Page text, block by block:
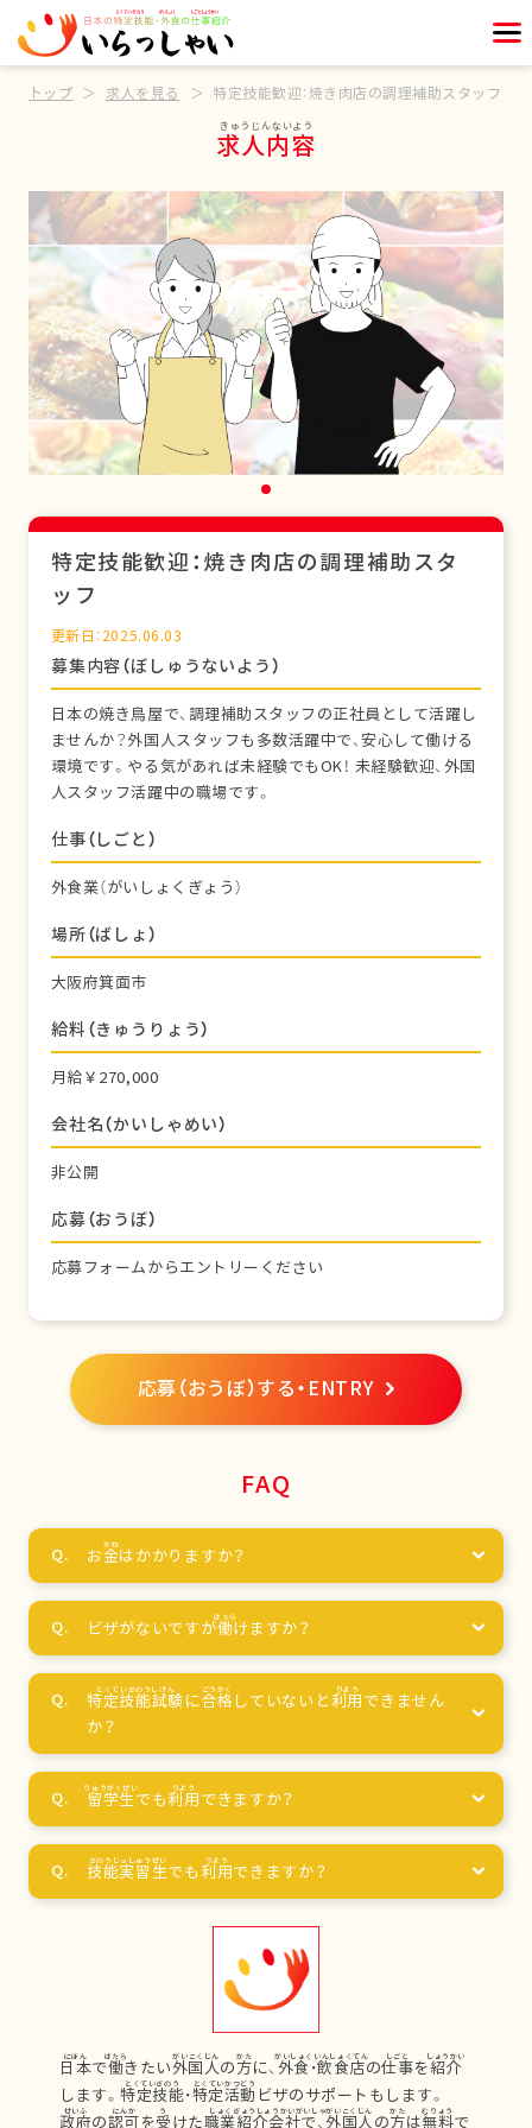
トップ 求人を見る 特定技能歓迎：焼き肉店の調理補助スタッフ
求人内容
特定技能歓迎：焼き肉店の調理補助スタ
ッフ
更新日：2025.06.03
募集内容（ぼしゅうないよう）
日本の焼き鳥屋で、調理補助スタッフの正社員として活躍し
ませんか？外国人スタッフも多数活躍中で、安心して働ける
環境です。やる気があれば未経験でもOK！ 未経験歓迎、外国
人スタッフ活躍中の職場です。
仕事（しごと）
外食業（がいしょくぎょう）
場所（ばしょ）
大阪府箕面市
給料（きゅうりょう）
月給￥270,000
会社名（かいしゃめい）
非公開
応募（おうぼ）
応募フォームからエントリーください
応募（おうぼ）する・ENTRY
FAQ
お金はかかりますか？
ビザがないですが働けますか？
特定技能試験に合格 していないと利用 できません
か？
留学生でも利用 できますか？
技能実習生でも利用できますか？
日本で働きたい外国人の方に、 外食 ・飲食店の仕事を紹介
します。特定技能・特定活動 ビザのサポートもします。
政府の認可を受けた職業紹介会社で、 外国人の方は無料で